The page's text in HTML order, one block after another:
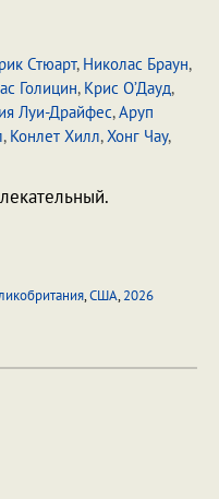
Стюарт, Николас Браун,
Голицин, Крис О’Дауд,
Луи-Драйфес,Аруп
, Конлет Хилл,Хонг Чау,
,США,2026